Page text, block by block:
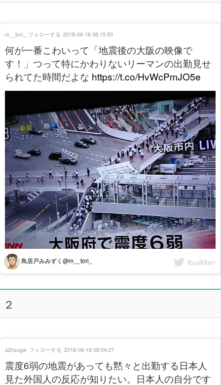
何が一番こわいって「地震後の大阪の映像で
す！」つって特にかわりないリーマンの出勤見せ
られてた時間だよな https://t.co/HvWcPmJO5e
鳥居戸みみずく@m__tori_
m__tori_ フォローする 2018-06-18 08:15:50
２
震度6弱の地震があっても黙々と出勤する日本人
見た外国人の反応が知りたい。日本人の自分です
a2hsogw フォローする 2018-06-18 08:54:27